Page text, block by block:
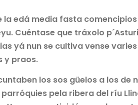
la edá media fasta
Cuéntase que tráxolo
yá nun se cultiva vense
y praos.
los sos güelos a los de
parróquies pela ribera del ríu